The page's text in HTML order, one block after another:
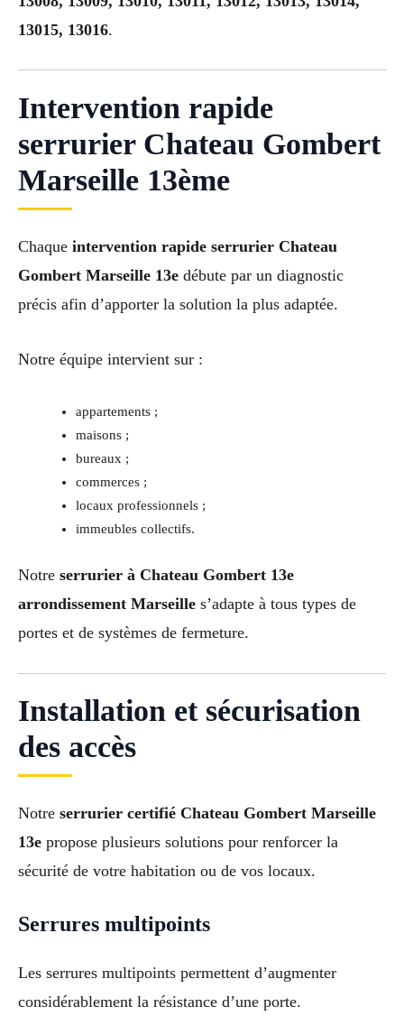
13015, 13016.
Intervention rapide
serrurier Chateau Gombert
Marseille 13ème
Chaque intervention rapide serrurier Chateau
Gombert Marseille 13e débute par un diagnostic
précis afin d’apporter la solution la plus adaptée.
Notre équipe intervient sur :
appartements ;
maisons ;
bureaux ;
commerces ;
locaux professionnels ;
immeubles collectifs.
Notre serrurier à Chateau Gombert 13e
arrondissement Marseille s’adapte à tous types de
portes et de systèmes de fermeture.
Installation et sécurisation
des accès
Notre serrurier certifié Chateau Gombert Marseille
13e propose plusieurs solutions pour renforcer la
sécurité de votre habitation ou de vos locaux.
Serrures multipoints
Les serrures multipoints permettent d’augmenter
considérablement la résistance d’une porte.